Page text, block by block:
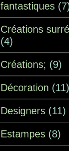
fantastiques
Créations
(4)
Créations; (9)
Décoration (11)
Designers (11)
Estampes (8)